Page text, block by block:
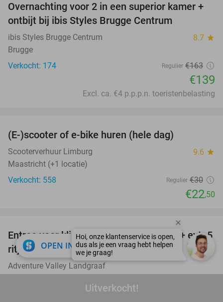
Uitverkocht!
15%
Overnachting voor 2 in een superior kamer +
ontbijt bij ibis Styles Brugge Centrum
ibis Styles Brugge Centrum 8.7 star
Brugge
Verkocht: 174
Regulier €163
€139
Excl. ca. €4 p.p.p.n. toeristenbelasting
(E-)scooter of e-bike huren (hele dag)
Scooterverhuur Limburg 9.6 star
Maastricht (+1 locatie)
Verkocht: 558
Regulier €30
€22,50
17%
Entree voor klimpark Adventure Valley + evt. 5
ritjes Alpine Coaster Rodelbaan
Adventure Valley Landgraaf
OPEN IN APP close